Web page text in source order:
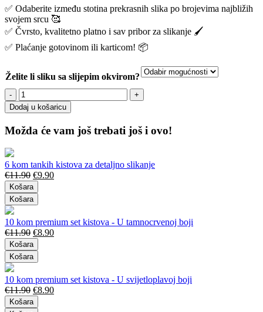
✅ Odaberite između stotina prekrasnih slika po brojevima najbližih
svojem srcu 🥰
✅ Čvrsto, kvalitetno platno i sav pribor za slikanje 🖌️
✅ Plaćanje gotovinom ili karticom! 📦
Želite li sliku sa slijepim okvirom?
Dodaj u košaricu
Možda će vam još trebati još i ovo!
6 kom tankih kistova za detaljno slikanje
€11.90 €9.90
Košara
Košara
10 kom premium set kistova - U tamnocrvenoj boji
€11.90 €8.90
Košara
Košara
10 kom premium set kistova - U svijetloplavoj boji
€11.90 €8.90
Košara